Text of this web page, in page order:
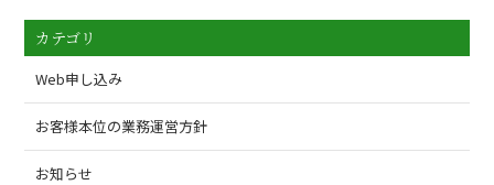
カテゴリ
Web申し込み
お客様本位の業務運営方針
お知らせ